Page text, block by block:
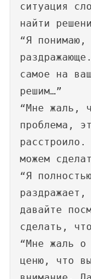
ситуация
найти
“Я понимаю,
самое на
решим…”
“Мне жаль,
проблема,
можем
“Я
давайте
сделать,
“Мне жаль
ценю, что